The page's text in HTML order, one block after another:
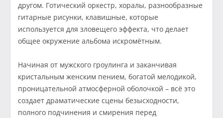
другом. Готический оркестр, хоралы, разнообразные
гитарные рисунки, клавишные, которые
используется для зловещего эффекта, что делает
общее окружение альбома искромётным.
Начиная от мужского гроулинга и заканчивая
кристальным женским пением, богатой мелодикой,
проницательной атмосферной оболочкой – всё это
создает драматические сцены безысходности,
полного подчинения и смирения перед